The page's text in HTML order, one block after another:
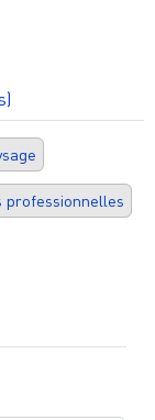
professionnelles